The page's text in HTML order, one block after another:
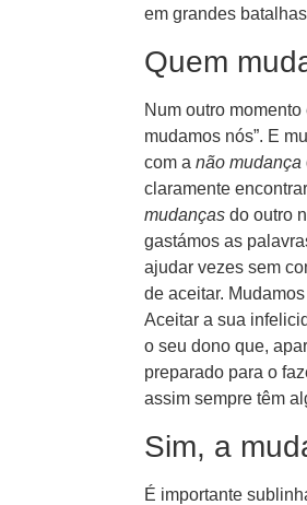
em grandes
Quem
Num outro
mudamos nós”. E
com a não mudança
claramente
mudanças do outro
gastámos as
ajudar vezes sem
de aceitar.
Aceitar a sua
o seu dono que,
preparado para o
assim sempre têm
Sim, a
É importante